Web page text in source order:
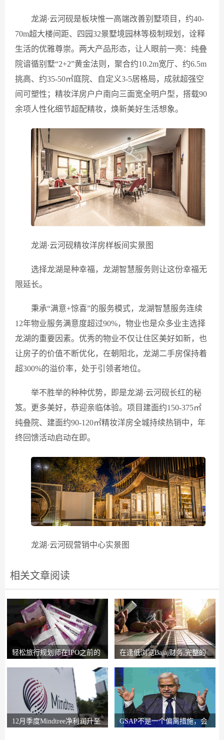
龙湖·云河砚是板块惟一高端改善别墅项目，约40-
70m超大楼间距、四园32景墅境园林等极制规划，诠释
生活的优雅尊崇。两大产品形态，让人眼前一亮：纯叠
院谙循别墅“2+2”黄金法则，聚合约10.2m宽厅、约6.5m
挑高、约35-50㎡庭院、自定义3-5居格局，成就超强空
间可塑性；精妆洋房户户南向三面宽全明户型，搭载90
余项人性化细节超配精妆，焕新美好生活想象。
龙湖·云河砚精妆洋房样板间实景图
选择龙湖是种幸福，龙湖智慧服务则让这份幸福无
限延长。
秉承“满意+惊喜”的服务模式，龙湖智慧服务连续
12年物业服务满意度超过90%，物业也是众多业主选择
龙湖的重要因素。优秀的物业不仅让住区美好如新，也
让房子的价值不断优化，在朝阳北，龙湖二手房保持着
超300%的溢价率，处于引领者地位。
举不胜举的种种优势，即是龙湖·云河砚长红的秘
笈。更多美好，恭迎亲临体验。项目建面约150-375㎡
纯叠院、建面约90-120㎡精妆洋房全城持续热销中，年
终回馈活动启动在即。
龙湖·云河砚营销中心实景图
相关文章阅读
轻松旅行规划师在IPO之前的
在逢低浏览Bajaj财务;完整的
12月季度Mindtree净利润升至
GSAP不是一个偏离措施，会